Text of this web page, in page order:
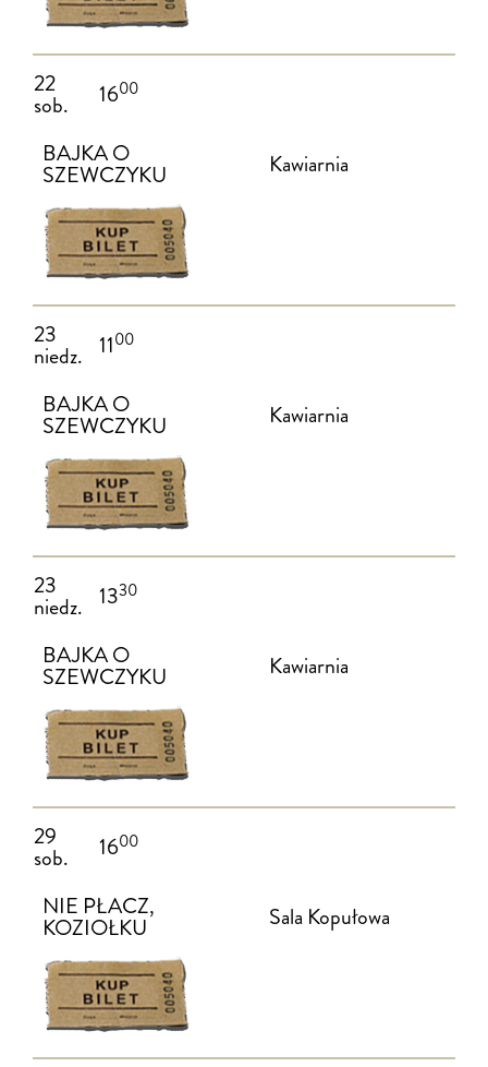
22
sob. 1600
BAJKA O
SZEWCZYKU Kawiarnia
23
niedz. 1100
BAJKA O
SZEWCZYKU Kawiarnia
23
niedz. 1330
BAJKA O
SZEWCZYKU Kawiarnia
29
sob. 1600
NIE PŁACZ,
KOZIOŁKU Sala Kopułowa